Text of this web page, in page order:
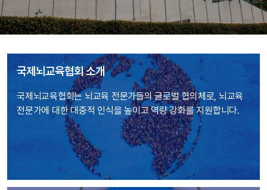
국제뇌교육협회 소개
국제뇌교육협회는 뇌교육 전문가들의 글로벌 협의체로, 뇌교육
전문가에 대한 대중적 인식을 높이고 역량 강화를 지원합니다.